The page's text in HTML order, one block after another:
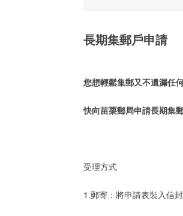
長期集郵戶申請
您想輕鬆集郵又不遺漏任
快向苗栗郵局申請長期集
受理方式
1.郵寄：將申請表裝入信